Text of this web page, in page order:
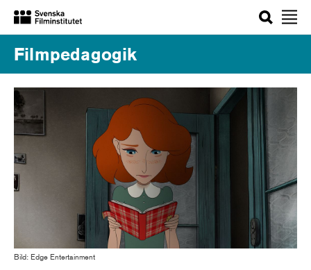
Sök
Filmpedagogik
Bild: Edge Entertainment